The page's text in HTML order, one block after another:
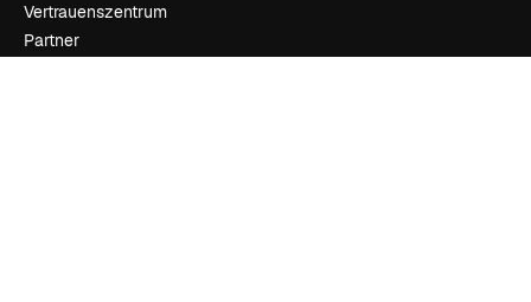
Vertrauenszentrum
Partner